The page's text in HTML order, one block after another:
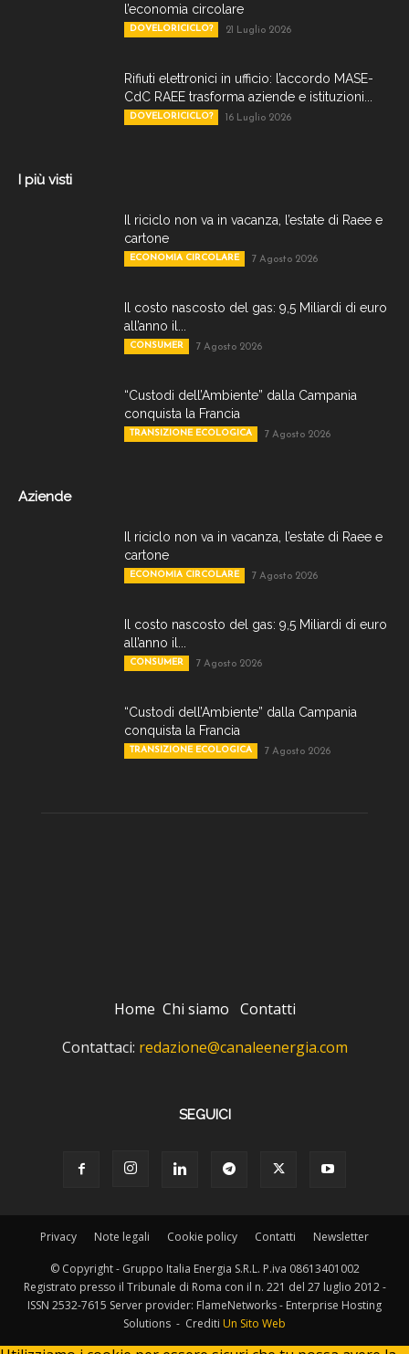
l’economia circolare
DOVELORICICLO? 21 Luglio 2026
Rifiuti elettronici in ufficio: l’accordo MASE-
CdC RAEE trasforma aziende e istituzioni...
DOVELORICICLO? 16 Luglio 2026
I più visti
Il riciclo non va in vacanza, l’estate di Raee e
cartone
ECONOMIA CIRCOLARE 7 Agosto 2026
Il costo nascosto del gas: 9,5 Miliardi di euro
all’anno il...
CONSUMER 7 Agosto 2026
“Custodi dell’Ambiente” dalla Campania
conquista la Francia
TRANSIZIONE ECOLOGICA 7 Agosto 2026
Aziende
Il riciclo non va in vacanza, l’estate di Raee e
cartone
ECONOMIA CIRCOLARE 7 Agosto 2026
Il costo nascosto del gas: 9,5 Miliardi di euro
all’anno il...
CONSUMER 7 Agosto 2026
“Custodi dell’Ambiente” dalla Campania
conquista la Francia
TRANSIZIONE ECOLOGICA 7 Agosto 2026
Home Chi siamo Contatti
Contattaci: redazione@canaleenergia.com
SEGUICI
Privacy Note legali Cookie policy Contatti Newsletter
© Copyright - Gruppo Italia Energia S.R.L. P.iva 08613401002
Registrato presso il Tribunale di Roma con il n. 221 del 27 luglio 2012 -
ISSN 2532-7615 Server provider: FlameNetworks - Enterprise Hosting
Solutions - Crediti Un Sito Web